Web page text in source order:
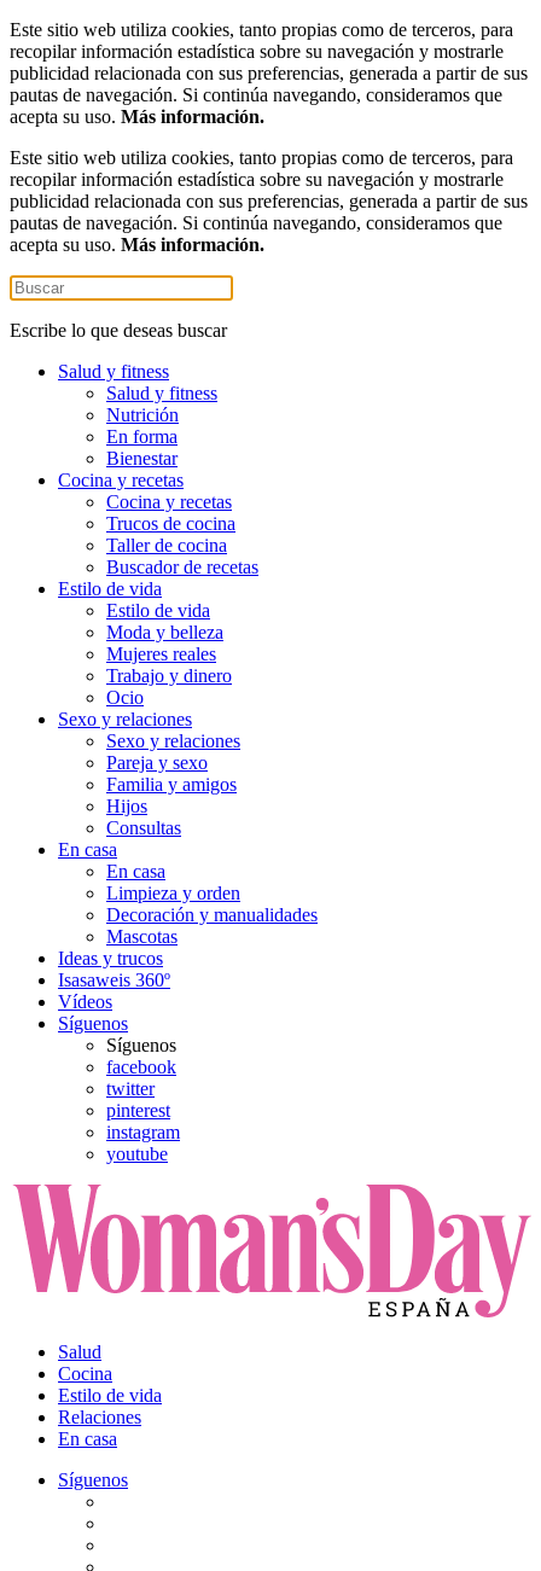
Este sitio web utiliza cookies, tanto propias como de terceros, para
recopilar información estadística sobre su navegación y mostrarle
publicidad relacionada con sus preferencias, generada a partir de sus
pautas de navegación. Si continúa navegando, consideramos que
acepta su uso. Más información.
Este sitio web utiliza cookies, tanto propias como de terceros, para
recopilar información estadística sobre su navegación y mostrarle
publicidad relacionada con sus preferencias, generada a partir de sus
pautas de navegación. Si continúa navegando, consideramos que
acepta su uso. Más información.
Escribe lo que deseas buscar
Salud y fitness
Salud y fitness
Nutrición
En forma
Bienestar
Cocina y recetas
Cocina y recetas
Trucos de cocina
Taller de cocina
Buscador de recetas
Estilo de vida
Estilo de vida
Moda y belleza
Mujeres reales
Trabajo y dinero
Ocio
Sexo y relaciones
Sexo y relaciones
Pareja y sexo
Familia y amigos
Hijos
Consultas
En casa
En casa
Limpieza y orden
Decoración y manualidades
Mascotas
Ideas y trucos
Isasaweis 360º
Vídeos
Síguenos
Síguenos
facebook
twitter
pinterest
instagram
youtube
Salud
Cocina
Estilo de vida
Relaciones
En casa
Síguenos